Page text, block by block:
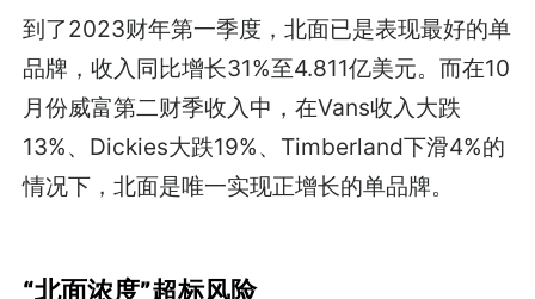
到了2023财年第一季度，北面已是表现最好的单
品牌，收入同比增长31%至4.811亿美元。而在10
月份威富第二财季收入中，在Vans收入大跌
13%、Dickies大跌19%、Timberland下滑4%的
情况下，北面是唯一实现正增长的单品牌。
“北面浓度”超标风险